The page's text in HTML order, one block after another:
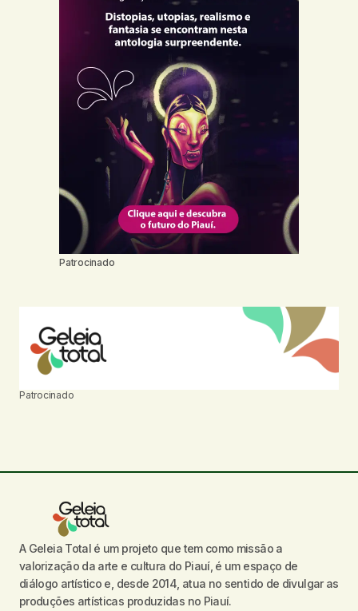
Patrocinado
Patrocinado
A Geleia Total é um projeto que tem como missão a
valorização da arte e cultura do Piauí, é um espaço de
diálogo artístico e, desde 2014, atua no sentido de divulgar as
produções artísticas produzidas no Piauí.